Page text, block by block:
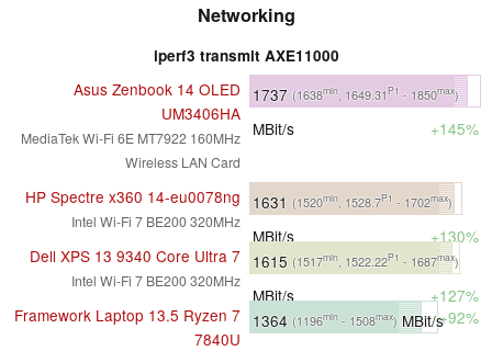
Networking
iperf3 transmit AXE11000
Asus Zenbook 14 OLED
UM3406HA
MediaTek Wi-Fi 6E MT7922 160MHz
Wireless LAN Card
1737 (1638min, 1649.31P1 - 1850max)
MBit/s +145%
HP Spectre x360 14-eu0078ng
Intel Wi-Fi 7 BE200 320MHz
1631 (1520min, 1528.7P1 - 1702max)
MBit/s
+130%
Dell XPS 13 9340 Core Ultra 7
Intel Wi-Fi 7 BE200 320MHz
1615 (1517min, 1522.22P1 - 1687max)
MBit/s
+127%
Framework Laptop 13.5 Ryzen 7
7840U
1364 (1196min - 1508max)MBit/s+92%